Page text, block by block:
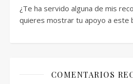
¿Te ha servido alguna de mis
quieres mostrar tu apoyo a este
COMENTARIOS